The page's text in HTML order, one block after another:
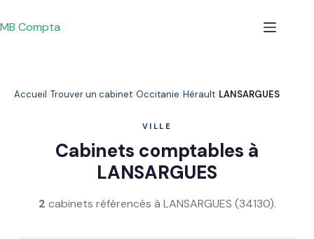
au
contenu
MB Compta
Accueil Trouver un cabinet Occitanie Hérault LANSARGUES
VILLE
Cabinets comptables à
LANSARGUES
2 cabinets référencés à LANSARGUES (34130).